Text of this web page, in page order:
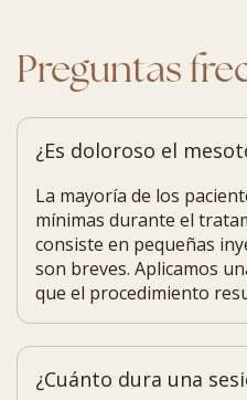
Preguntas
¿Es doloroso el
La mayoría de los
mínimas durante el
consiste en pequeñas
son breves. Aplicamos
que el procedimiento
¿Cuánto dura una